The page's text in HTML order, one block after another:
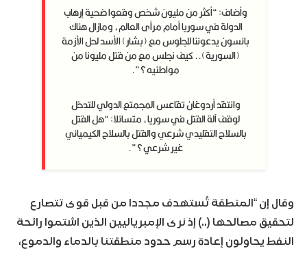
وأضاف: “أكثر من مليون شخص وقعوا ضحية إرهاب
الدولة في سوريا أمام مرأى العالم، ومازال هناك
بائسون يدعوننا للجلوس مع (بشار) الأسد لحل الأزمة
(السورية).. كيف نجلس مع من قتل مليونا من
مواطنيه؟”.
وانتقد أردوغان تقاعس المجمتع الدولي للتدخل
لوقف آلة القتل في سوريا، متسائلا: “هل القتل
بالسلاح التقليدي شرعي والقتل بالسلاح الكيميائي
غير شرعي؟”.
وقال إن “المنطقة تُستهدف مجددا من قبل قوى تتصارع
لتحقيق مصالحها (..) إذ نرى الإمبرياليين الذين اشتموا رائحة
النفط يحاولون إعادة رسم حدود منطقتنا بالدماء والدموع،